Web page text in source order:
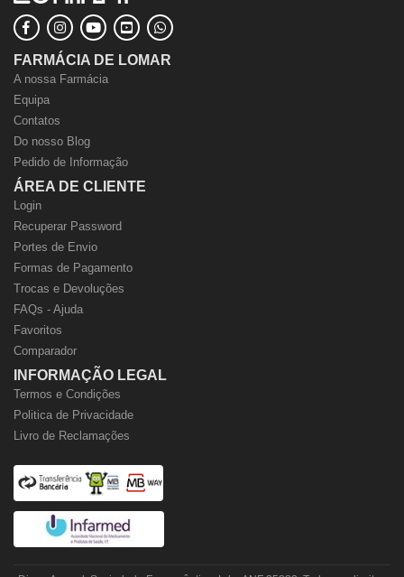
FARMÁCIA DE LOMAR
A nossa Farmácia
Equipa
Contatos
Do nosso Blog
Pedido de Informação
ÁREA DE CLIENTE
Login
Recuperar Password
Portes de Envio
Formas de Pagamento
Trocas e Devoluções
FAQs - Ajuda
Favoritos
Comparador
INFORMAÇÃO LEGAL
Termos e Condições
Politica de Privacidade
Livro de Reclamações